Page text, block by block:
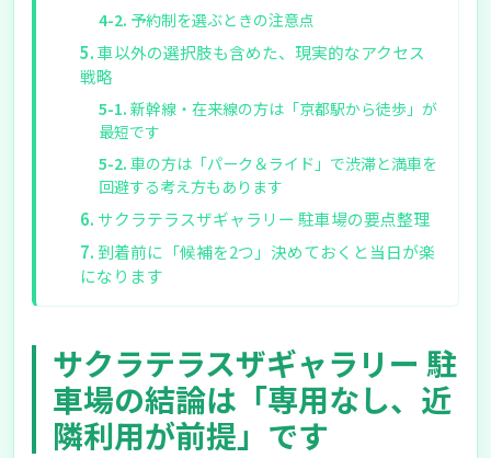
予約制を選ぶときの注意点
車以外の選択肢も含めた、現実的なアクセス
戦略
新幹線・在来線の方は「京都駅から徒歩」が
最短です
車の方は「パーク＆ライド」で渋滞と満車を
回避する考え方もあります
サクラテラスザギャラリー 駐車場の要点整理
到着前に「候補を2つ」決めておくと当日が楽
になります
サクラテラスザギャラリー 駐
車場の結論は「専用なし、近
隣利用が前提」です